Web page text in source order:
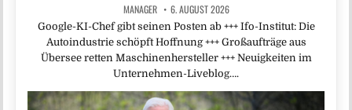
MANAGER 6. AUGUST 2026
Google-KI-Chef gibt seinen Posten ab +++ Ifo-Institut: Die
Autoindustrie schöpft Hoffnung +++ Großaufträge aus
Übersee retten Maschinenhersteller +++ Neuigkeiten im
Unternehmen-Liveblog….